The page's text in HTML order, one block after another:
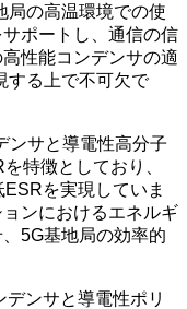
局の高温環境での使
ポートし、通信の信
性能コンデンサの適
する上で不可欠で
ンサと導電性高分子
特徴としており、
を実現していま
ンにおけるエネルギ
5G基地局の効率的
デンサと導電性ポリ